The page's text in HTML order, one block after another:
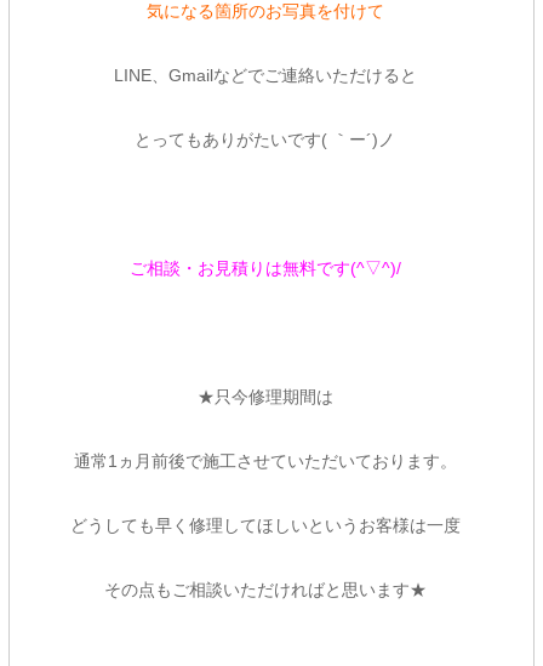
気になる箇所のお写真を付けて
LINE、Gmailなどでご連絡いただけると
とってもありがたいです( ｀ー´)ノ
ご相談・お見積りは無料です(^▽^)/
★只今修理期間は
通常1ヵ月前後で施工させていただいております。
どうしても早く修理してほしいというお客様は一度
その点もご相談いただければと思います★